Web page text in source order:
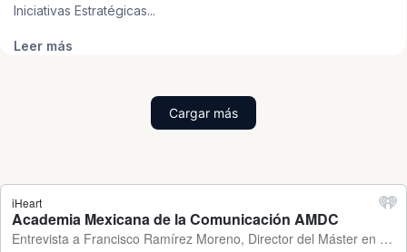
Iniciativas Estratégicas...
Leer más
Cargar más